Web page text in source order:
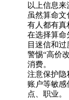
以上信息来
虽然算命
有人都有真
在选择算命
目迷信和过
警惕“高价
消费。
注意保护隐
账户等敏
点、职业。